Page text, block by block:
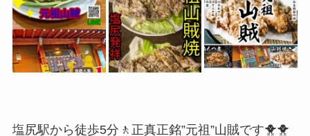
塩尻駅から徒歩5分🚶正真正銘”元祖”山賊です🐥🐥